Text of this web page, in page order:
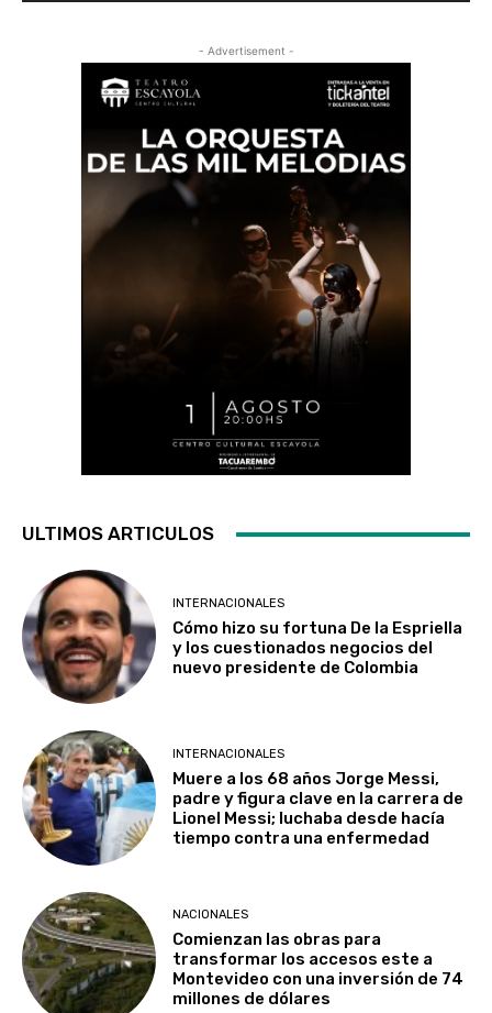
- Advertisement -
ULTIMOS ARTICULOS
INTERNACIONALES
Cómo hizo su fortuna De la Espriella
y los cuestionados negocios del
nuevo presidente de Colombia
INTERNACIONALES
Muere a los 68 años Jorge Messi,
padre y figura clave en la carrera de
Lionel Messi; luchaba desde hacía
tiempo contra una enfermedad
NACIONALES
Comienzan las obras para
transformar los accesos este a
Montevideo con una inversión de 74
millones de dólares